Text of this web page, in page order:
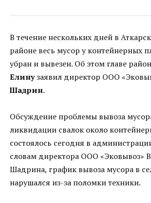
В течение нескольких дней в
районе весь мусор у контейнерных
убран и вывезен. Об этом главе
Елинузаявил директор ООО
Шадрин.
Обсуждение проблемы вывоза
ликвидации свалок около
состоялось сегодня в
словам директора ООО «Эковывоз»
Шадрина, график вывоза мусора в
нарушался из-за поломки техники.